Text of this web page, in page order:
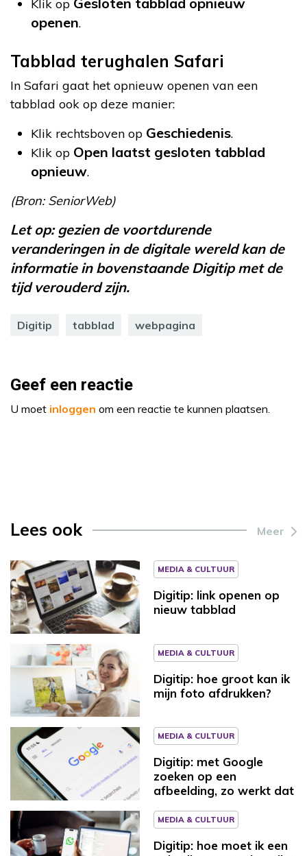
Klik op
openen.
Tabblad terughalen Safari
In Safari gaat het opnieuw openen van een
tabblad ook op deze manier:
Klik rechtsboven op Geschiedenis.
Klik op Open laatst gesloten tabblad
opnieuw.
(Bron: SeniorWeb)
Let op: gezien de voortdurende
veranderingen in de digitale wereld kan de
informatie in bovenstaande Digitip met de
tijd verouderd zijn.
Digitip tabblad webpagina
Geef een reactie
U moet inloggen om een reactie te kunnen plaatsen.
Lees ook Meer
MEDIA & CULTUUR
Digitip: link openen op
nieuw tabblad
MEDIA & CULTUUR
Digitip: hoe groot kan ik
mijn foto afdrukken?
MEDIA & CULTUUR
Digitip: met Google
zoeken op een
afbeelding, zo werkt dat
MEDIA & CULTUUR
Digitip: hoe moet ik een